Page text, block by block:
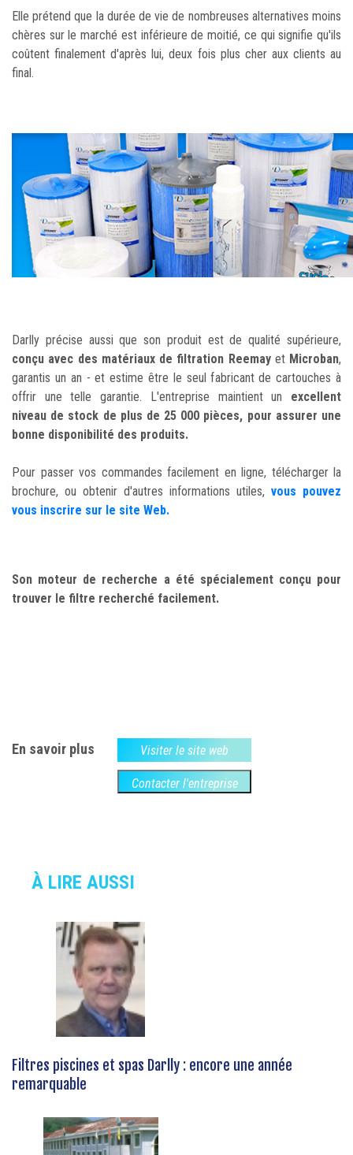
Elle prétend que la durée de vie de nombreuses alternatives moins
chères sur le marché est inférieure de moitié, ce qui signifie qu'ils
coûtent finalement d'après lui, deux fois plus cher aux clients au
final.
Darlly précise aussi que son produit est de qualité supérieure,
conçu avec des matériaux de filtration Reemay et Microban,
garantis un an - et estime être le seul fabricant de cartouches à
offrir une telle garantie. L'entreprise maintient un excellent
niveau de stock de plus de 25 000 pièces, pour assurer une
bonne disponibilité des produits.
Pour passer vos commandes facilement en ligne, télécharger la
brochure, ou obtenir d'autres informations utiles, vous pouvez
vous inscrire sur le site Web.
Son moteur de recherche a été spécialement conçu pour
trouver le filtre recherché facilement.
En savoir plus Visiter le site web
Contacter l'entreprise
À LIRE AUSSI
Filtres piscines et spas Darlly : encore une année
remarquable